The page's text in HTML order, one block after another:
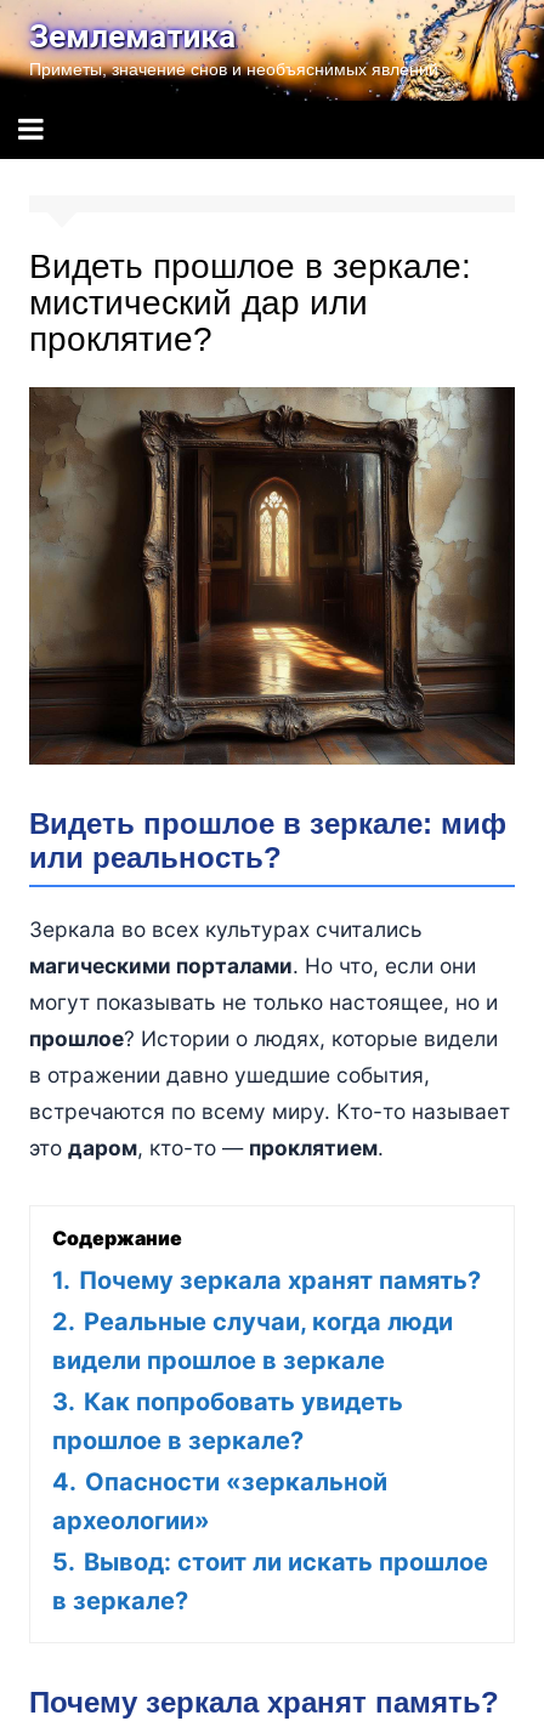
Перейти
содержимому
Землематика
Приметы, значение снов и необъяснимых явлений
Видеть прошлое в зеркале:
мистический дар или
проклятие?
Видеть прошлое в зеркале: миф
или реальность?
Зеркала во всех культурах считались
магическими порталами. Но что, если они
могут показывать не только настоящее, но и
прошлое? Истории о людях, которые видели
в отражении давно ушедшие события,
встречаются по всему миру. Кто-то называет
это даром, кто-то — проклятием.
Содержание
1. Почему зеркала хранят память?
2. Реальные случаи, когда люди
видели прошлое в зеркале
3. Как попробовать увидеть
прошлое в зеркале?
4. Опасности «зеркальной
археологии»
5. Вывод: стоит ли искать прошлое
в зеркале?
Почему зеркала хранят память?